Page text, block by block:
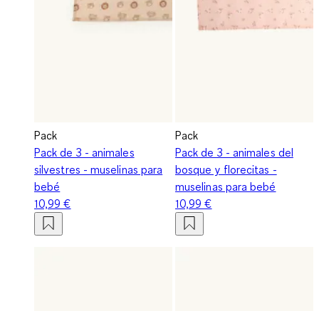
Pack
Pack de 3 - animales
silvestres - muselinas para
bebé
10,99 €
Pack
Pack de 3 - animales del
bosque y florecitas -
muselinas para bebé
10,99 €